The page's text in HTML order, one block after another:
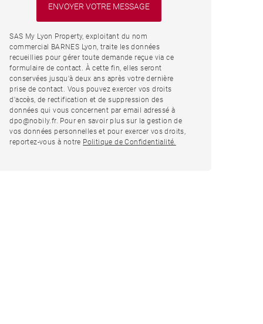
SAS My Lyon Property, exploitant du nom
commercial BARNES Lyon, traite les données
recueillies pour gérer toute demande reçue via ce
formulaire de contact. À cette fin, elles seront
conservées jusqu'à deux ans après votre dernière
prise de contact. Vous pouvez exercer vos droits
d'accès, de rectification et de suppression des
données qui vous concernent par email adressé à
dpo@nobily.fr. Pour en savoir plus sur la gestion de
vos données personnelles et pour exercer vos droits,
reportez-vous à notre Politique de Confidentialité.